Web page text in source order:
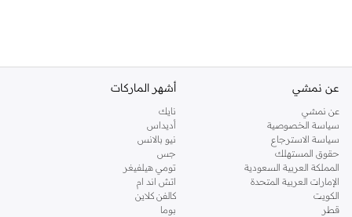
عن نمشي
عن نمشي
سياسة الخصوصية
سياسة الاسترجاع
حقوق المستهلك
المملكة العربية السعودية
الإمارات العربية المتحدة
الكويت
قطر
أشهر الماركات
نايك
أديداس
نيو بالانس
جس
تومي هيلفيغر
اتش اند ام
كالفن كلاين
بوما